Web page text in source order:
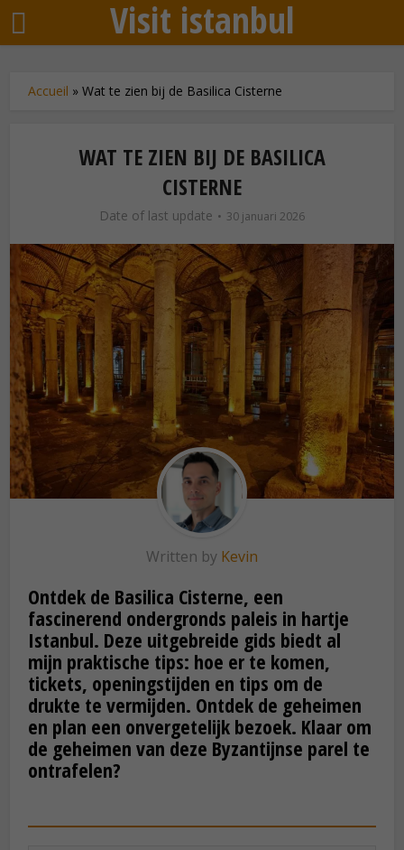
Visit istanbul
Accueil »Wat te zien bij de Basilica Cisterne
WAT TE ZIEN BIJ DE BASILICA
CISTERNE
Date of last update 30 januari 2026
Written by Kevin
Ontdek de Basilica Cisterne, een
fascinerend ondergronds paleis in hartje
Istanbul. Deze uitgebreide gids biedt al
mijn praktische tips: hoe er te komen,
tickets, openingstijden en tips om de
drukte te vermijden. Ontdek de geheimen
en plan een onvergetelijk bezoek. Klaar om
de geheimen van deze Byzantijnse parel te
ontrafelen?